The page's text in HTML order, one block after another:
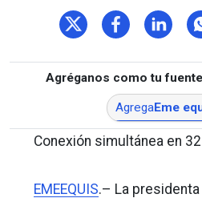
Agréganos como tu
AgregaEme
Conexión simultánea en
EMEEQUIS.– La